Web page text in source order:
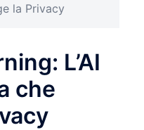
la Privacy
L’AI
che